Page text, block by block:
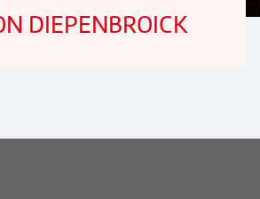
DIEPENBROICK